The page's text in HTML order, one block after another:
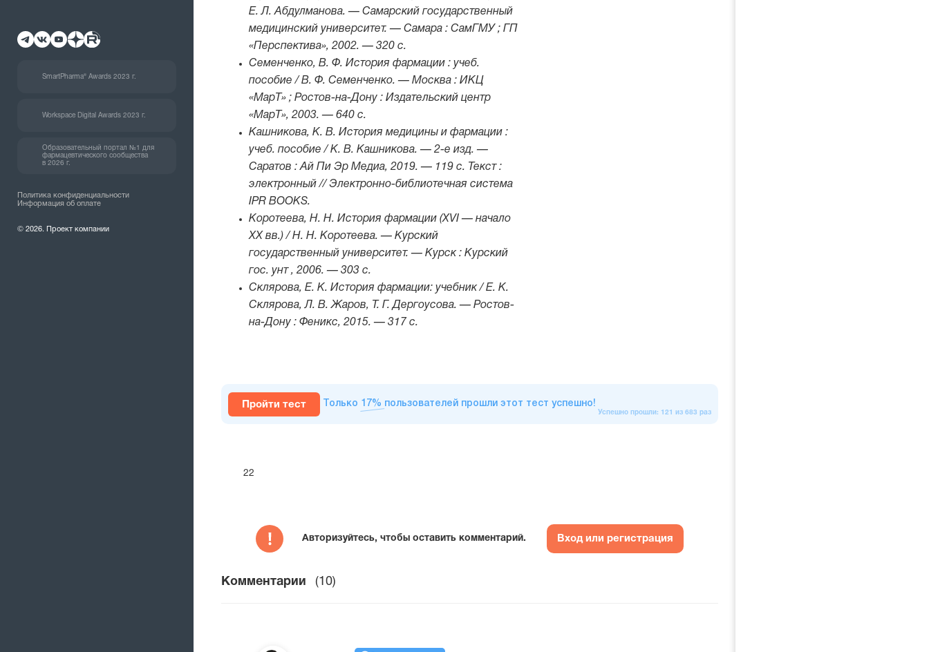
SmartPharma® Awards 2023 г.
Workspace Digital Awards 2023 г.
Образовательный портал №1 для
фармацевтического сообщества
в 2026 г.
Политика конфиденциальности
Информация об оплате
© 2026. Проект компании
Е. Л. Абдулманова. — Самарский государственный
медицинский университет. — Самара : СамГМУ ; ГП
«Перспектива», 2002. — 320 с.
Семенченко, В. Ф. История фармации : учеб.
пособие / В. Ф. Семенченко. — Москва : ИКЦ
«МарТ» ; Ростов-на-Дону : Издательский центр
«МарТ», 2003. — 640 с.
Кашникова, К. В. История медицины и фармации :
учеб. пособие / К. В. Кашникова. — 2-е изд. —
Саратов : Ай Пи Эр Медиа, 2019. — 119 c. Текст :
электронный // Электронно-библиотечная система
IPR BOOKS.
Коротеева, Н. Н. История фармации (XVI — начало
XX вв.) / Н. Н. Коротеева. — Курский
государственный университет. — Курск : Курский
гос. унт , 2006. — 303 с.
Склярова, Е. К. История фармации: учебник / Е. К.
Склярова, Л. В. Жаров, Т. Г. Дергоусова. — Ростов-
на-Дону : Феникс, 2015. — 317 с.
Пройти тест Только 17% пользователей прошли этот тест успешно!
Успешно прошли: 121 из 683 раз
22
Авторизуйтесь, чтобы оставить комментарий. Вход или регистрация
Комментарии (10)